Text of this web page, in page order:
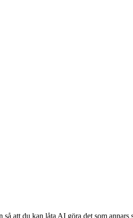
att du kan låta AI göra det som annars